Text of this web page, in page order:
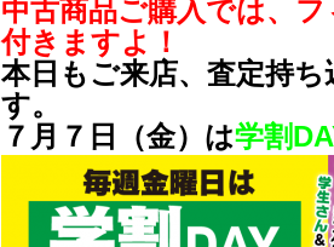
中古商品ご購入では、
付きますよ！
本日もご来店、査定持
す。
７月７日（金）は学割